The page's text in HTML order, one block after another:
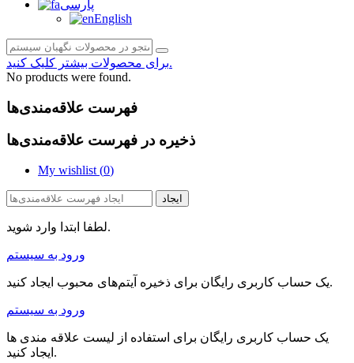
پارسی
English
برای محصولات بیشتر کلیک کنید.
No products were found.
فهرست علاقه‌مندی‌ها
ذخیره در فهرست علاقه‌مندی‌ها
My wishlist (0)
ایجاد
لطفا ابتدا وارد شوید.
ورود به سیستم
یک حساب کاربری رایگان برای ذخیره آیتم‌های محبوب ایجاد کنید.
ورود به سیستم
یک حساب کاربری رایگان برای استفاده از لیست علاقه مندی ها
ایجاد کنید.